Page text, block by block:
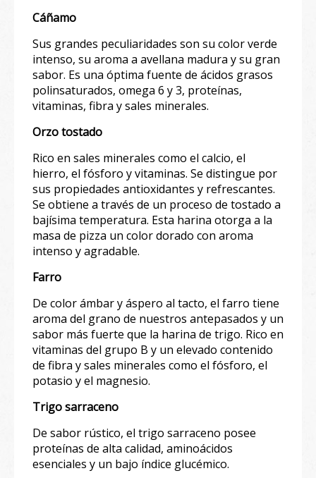
Cáñamo
Sus grandes peculiaridades son su color verde
intenso, su aroma a avellana madura y su gran
sabor. Es una óptima fuente de ácidos grasos
polinsaturados, omega 6 y 3, proteínas,
vitaminas, fibra y sales minerales.⁣⁣
Orzo tostado
Rico en sales minerales como el calcio, el
hierro, el fósforo y vitaminas. Se distingue por
sus propiedades antioxidantes y refrescantes.
Se obtiene a través de un proceso de tostado a
bajísima temperatura. Esta harina otorga a la
masa de pizza un color dorado con aroma
intenso y agradable.⁣⁣
Farro
De color ámbar y áspero al tacto, el farro tiene
aroma del grano de nuestros antepasados y un
sabor más fuerte que la harina de trigo. Rico en
vitaminas del grupo B y un elevado contenido
de fibra y sales minerales como el fósforo, el
potasio y el magnesio.⁣⁣
Trigo sarraceno
De sabor rústico, el trigo sarraceno posee
proteínas de alta calidad, aminoácidos
esenciales y un bajo índice glucémico.⁣